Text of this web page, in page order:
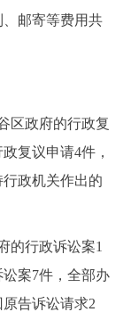
邮寄等费用共
政府的行政复
复议申请4件，
政机关作出的
行政诉讼案1
案7件，全部办
告诉讼请求2